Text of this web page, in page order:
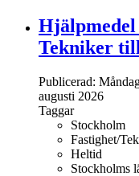
Hjälpmedel
Tekniker
Publicerad:
augusti 2026
Taggar
Stockholm
Fastighet/
Heltid
Stockholms